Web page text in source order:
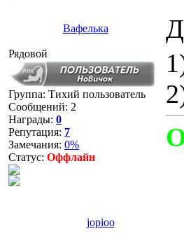
Вафелька
Рядовой
Группа: Тихий пользователь
Сообщений: 2
Награды: 0
Репутация: 7
Замечания: 0%
Статус: Оффлайн
jopioo